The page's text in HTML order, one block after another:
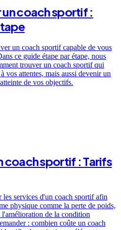
coach sportif :
un coach sportif capable de vous
ce guide étape par étape, nous
trouver un coach sportif qui
vos attentes, mais aussi devenir un
de vos objectifs.
coach sportif : Tarifs
services d'un coach sportif afin
physique comme la perte de poids,
de la condition
: combien coûte un coach